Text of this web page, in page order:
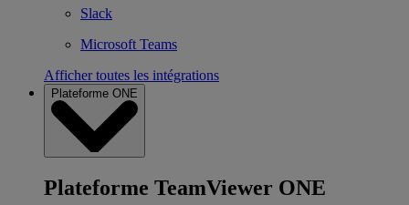
Slack
Microsoft Teams
Afficher toutes les intégrations
Plateforme ONE
Plateforme TeamViewer ONE